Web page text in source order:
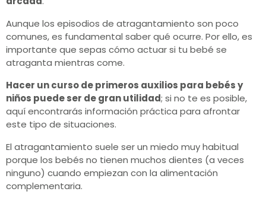
Aunque los episodios de atragantamiento son poco
comunes, es fundamental saber qué ocurre. Por ello, es
importante que sepas cómo actuar si tu bebé se
atraganta mientras come.
Hacer un curso de primeros auxilios para bebés y
niños puede ser de gran utilidad; si no te es posible,
aquí encontrarás información práctica para afrontar
este tipo de situaciones.
El atragantamiento suele ser un miedo muy habitual
porque los bebés no tienen muchos dientes (a veces
ninguno) cuando empiezan con la alimentación
complementaria.